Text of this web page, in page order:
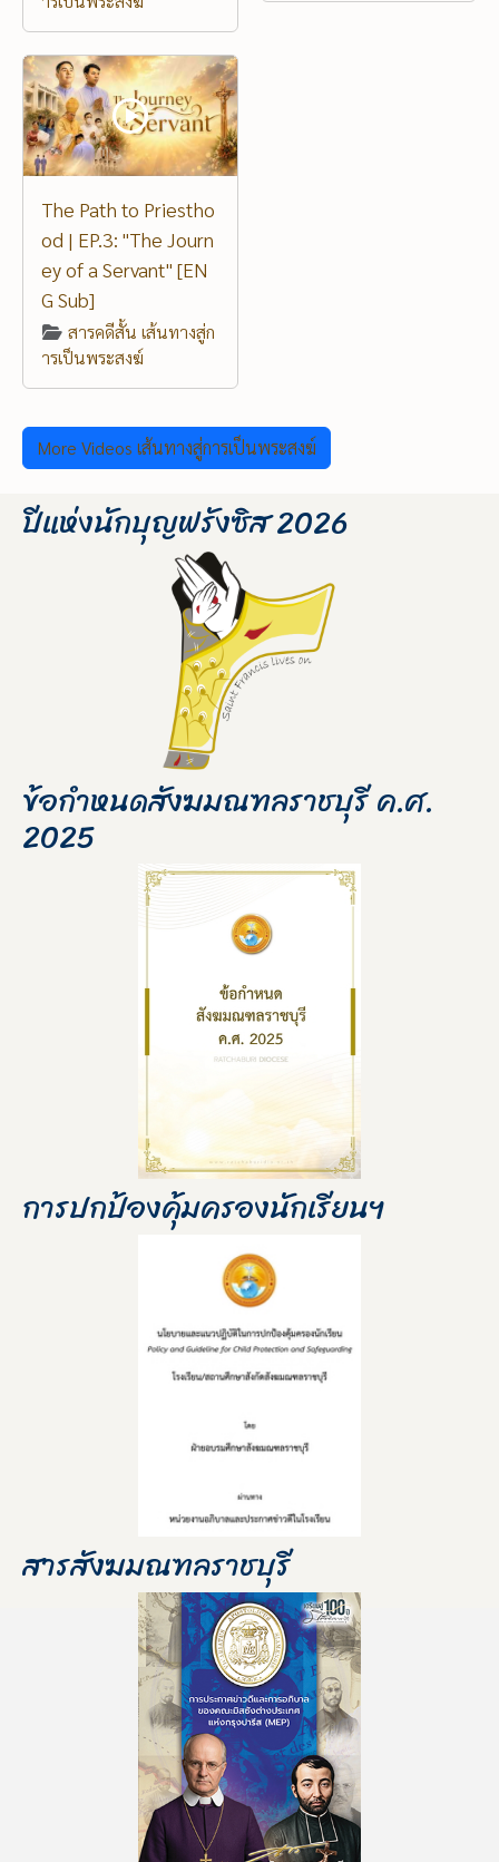
The Path to Priestho
od | EP.3: "The Journ
ey of a Servant" [EN
G Sub]
สารคดีสั้น เส้นทางสู่ก
ารเป็นพระสงฆ์
More Videos เส้นทางสู่การเป็นพระสงฆ์
ปีแห่งนักบุญฟรังซิส 2026
ข้อกำหนดสังฆมณฑลราชบุรี ค.ศ.
2025
การปกป้องคุ้มครองนักเรียนฯ
สารสังฆมณฑลราชบุรี